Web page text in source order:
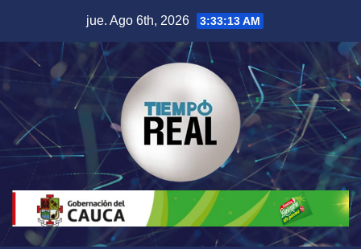
contenido
jue. Ago 6th, 2026 3:33:14 AM